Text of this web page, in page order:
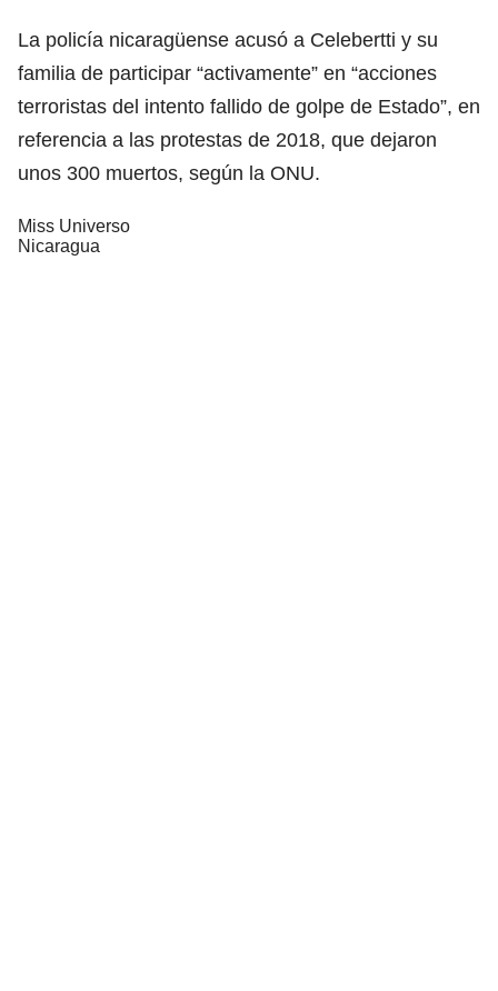
La policía nicaragüense acusó a Celebertti y su
familia de participar “activamente” en “acciones
terroristas del intento fallido de golpe de Estado”, en
referencia a las protestas de 2018, que dejaron
unos 300 muertos, según la ONU.
Miss Universo
Nicaragua